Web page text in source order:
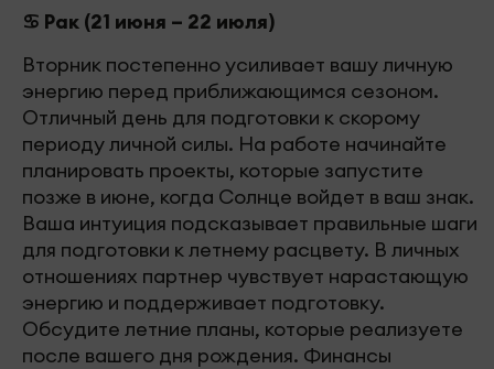
♋ Рак (21 июня – 22 июля)
Вторник постепенно усиливает вашу личную
энергию перед приближающимся сезоном.
Отличный день для подготовки к скорому
периоду личной силы. На работе начинайте
планировать проекты, которые запустите
позже в июне, когда Солнце войдет в ваш знак.
Ваша интуиция подсказывает правильные шаги
для подготовки к летнему расцвету. В личных
отношениях партнер чувствует нарастающую
энергию и поддерживает подготовку.
Обсудите летние планы, которые реализуете
после вашего дня рождения. Финансы